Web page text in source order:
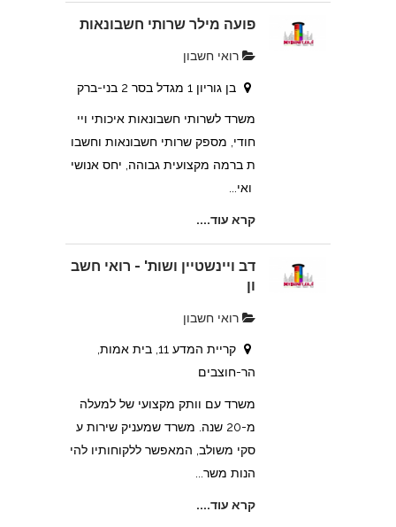
פועה מילר שרותי חשבונאות
רואי חשבון
בן גוריון 1 מגדל בסר 2 בני-ברק
משרד לשרותי חשבונאות איכותי ויי
חודי, מספק שרותי חשבונאות וחשבו
ת ברמה מקצועית גבוהה, יחס אנושי
ואי...
קרא עוד....
דב ויינשטיין ושות' - רואי חשב
ון
רואי חשבון
קריית המדע 11, בית אמות,
הר-חוצבים
משרד עם וותק מקצועי של למעלה
מ-20 שנה. משרד שמעניק שירות ע
סקי משולב, המאפשר ללקוחותיו להי
הנות משר...
קרא עוד....